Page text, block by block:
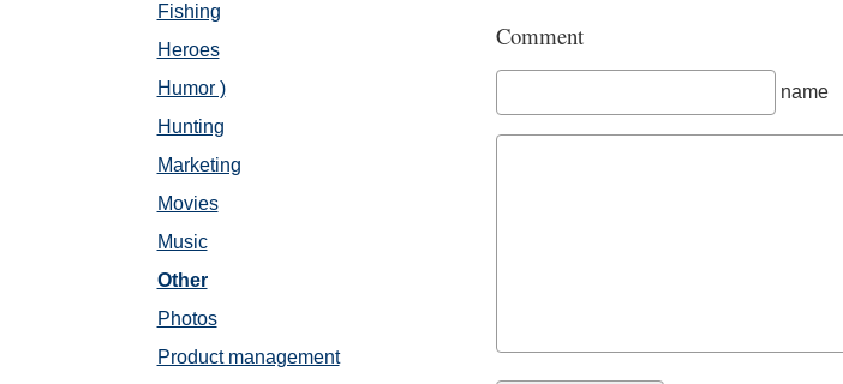
Fishing
Heroes
Humor )
Hunting
Marketing
Movies
Music
Other
Photos
Product management
Comment
name